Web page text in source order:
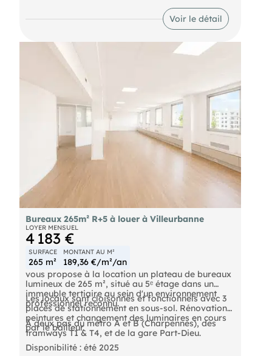
Voir le détail
Bureaux 265m² R+5 à louer à Villeurbanne
LOYER MENSUEL
4 183 €
SURFACE
265 m²
MONTANT AU M²
189,36 €/m²/an
vous propose à la location un plateau de bureaux
lumineux de 265 m², situé au 5ᵉ étage dans un
immeuble tertiaire au sein d'un environnement
professionnel reconnu.
Les locaux sont cloisonnés et fonctionnels avec 3
places de stationnement en sous-sol. Rénovation
peintures et changement des luminaires en cours
par le bailleur.
À deux pas du métro A et B (Charpennes), des
tramways T1 & T4, et de la gare Part-Dieu.
Disponibilité : été 2025